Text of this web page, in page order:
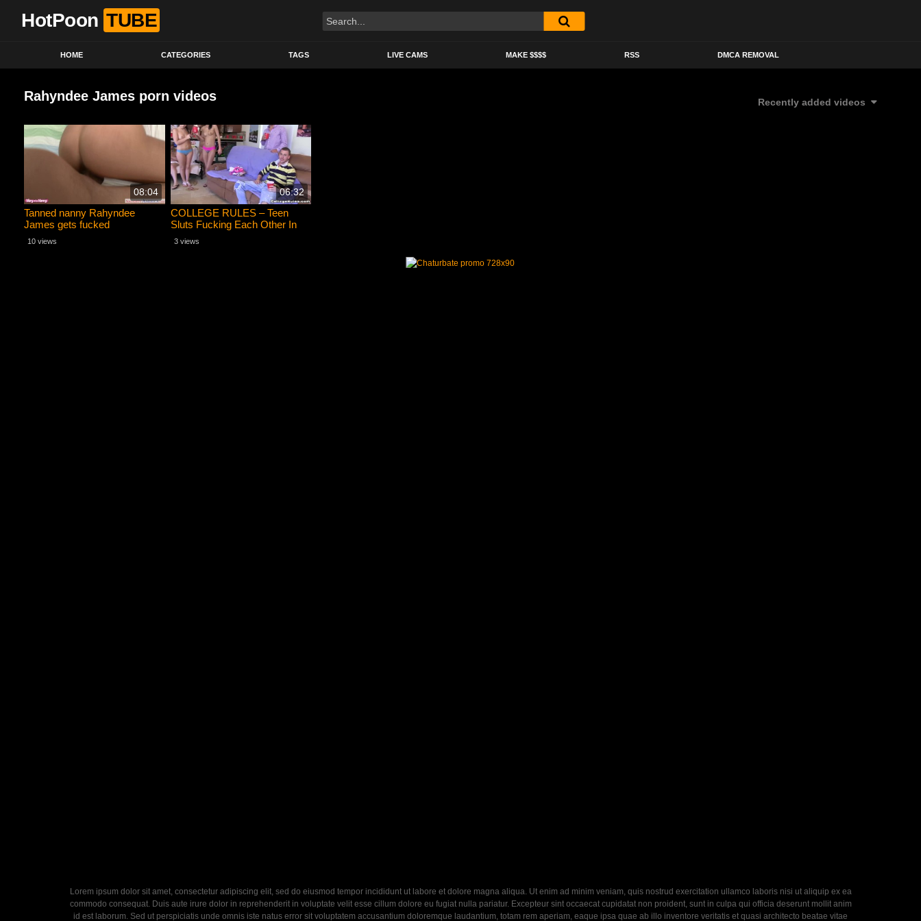
HotPoon TUBE
HOME CATEGORIES TAGS LIVE CAMS MAKE $$$$ RSS DMCA REMOVAL
Rahyndee James porn videos Recently added videos
08:04
Tanned nanny Rahyndee
James gets fucked
10 views
06:32
COLLEGE RULES – Teen
Sluts Fucking Each Other In
Dorm Room
3 views
Lorem ipsum dolor sit amet, consectetur adipiscing elit, sed do eiusmod tempor incididunt ut labore et dolore magna aliqua. Ut enim ad minim veniam, quis nostrud exercitation ullamco laboris nisi ut aliquip ex ea
commodo consequat. Duis aute irure dolor in reprehenderit in voluptate velit esse cillum dolore eu fugiat nulla pariatur. Excepteur sint occaecat cupidatat non proident, sunt in culpa qui officia deserunt mollit anim
id est laborum. Sed ut perspiciatis unde omnis iste natus error sit voluptatem accusantium doloremque laudantium, totam rem aperiam, eaque ipsa quae ab illo inventore veritatis et quasi architecto beatae vitae